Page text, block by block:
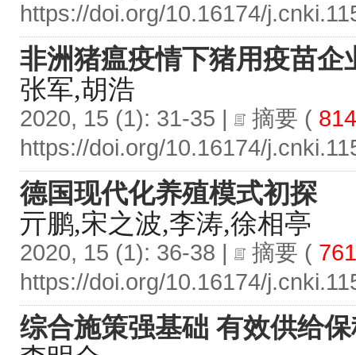
https://doi.org/10.16174/
非洲猪瘟疫情下猪用疫苗企
张军,胡浩
2020, 15 (1): 31-35 | 摘要 ( 814
https://doi.org/10.16174/
德国现代化养殖模式初探
亓鹏,宋之波,李涛,徐相亭
2020, 15 (1): 36-38 | 摘要 ( 761
https://doi.org/10.16174/
综合施策强基础 有效供给